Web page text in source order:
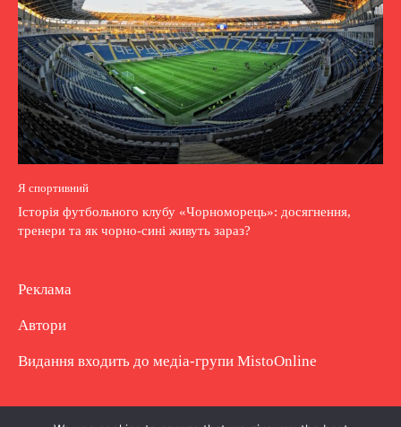
Я спортивний
Історія футбольного клубу «Чорноморець»: досягнення,
тренери та як чорно-сині живуть зараз?
Реклама
Автори
Видання входить до медіа-групи MistoOnline